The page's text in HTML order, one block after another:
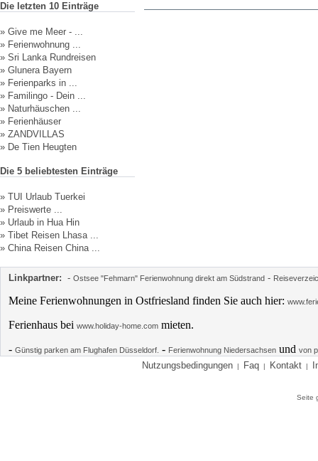
Die letzten 10 Einträge
» Give me Meer - ...
» Ferienwohnung ...
» Sri Lanka Rundreisen
» Glunera Bayern
» Ferienparks in ...
» Familingo - Dein ...
» Naturhäuschen ...
» Ferienhäuser
» ZANDVILLAS
» De Tien Heugten
Die 5 beliebtesten Einträge
» TUI Urlaub Tuerkei
» Preiswerte ...
» Urlaub in Hua Hin
» Tibet Reisen Lhasa ...
» China Reisen China ...
Linkpartner: - Ostsee "Fehmarn" Ferienwohnung direkt am Südstrand -
Meine Ferienwohnungen in Ostfriesland finden Sie auch hier:
Ferienhaus bei www.holiday-home.com mieten.
- Günstig parken am Flughafen Düsseldorf. - Ferienwohnung Niedersachsen und von
Nutzungsbedingungen | Faq | Kontakt |
Seite